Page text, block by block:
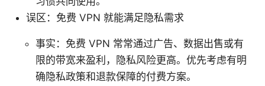
误区：免费 VPN 就能满足隐私需求
事实：免费 VPN 常常通过广告、数据出售或有
限的带宽来盈利，隐私风险更高。优先考虑有明
确隐私政策和退款保障的付费方案。